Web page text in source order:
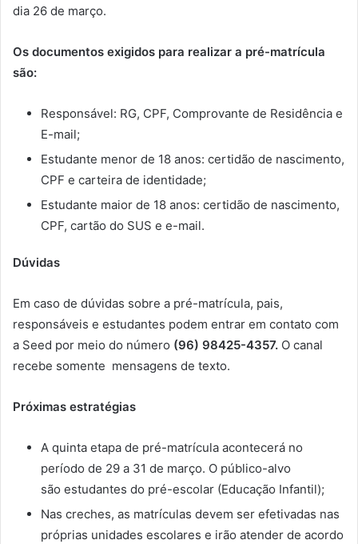
dia 26 de março.
Os documentos exigidos para realizar a pré-matrícula
são:
Responsável: RG, CPF, Comprovante de Residência e
E-mail;
Estudante menor de 18 anos: certidão de nascimento,
CPF e carteira de identidade;
Estudante maior de 18 anos: certidão de nascimento,
CPF, cartão do SUS e e-mail.
Dúvidas
Em caso de dúvidas sobre a pré-matrícula, pais,
responsáveis e estudantes podem entrar em contato com
a Seed por meio do número (96) 98425-4357. O canal
recebe somente mensagens de texto.
Próximas estratégias
A quinta etapa de pré-matrícula acontecerá no
período de 29 a 31 de março. O público-alvo
são estudantes do pré-escolar (Educação Infantil);
Nas creches, as matrículas devem ser efetivadas nas
próprias unidades escolares e irão atender de acordo